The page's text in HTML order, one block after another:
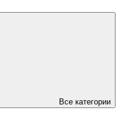
Все категории